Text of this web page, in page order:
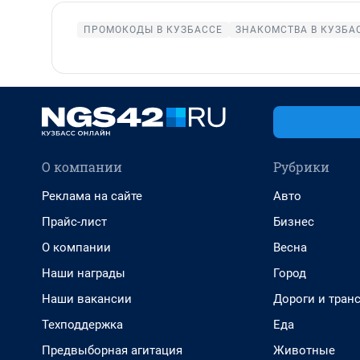
ПРОМОКОДЫ В КУЗБАССЕ ЗНАКОМСТВА В
О компании
Реклама на сайте
Прайс-лист
О компании
Наши награды
Наши вакансии
Техподдержка
Предвыборная агитация
Рубрики
Авто
Бизнес
Весна
Город
Дороги и
Еда
Животные